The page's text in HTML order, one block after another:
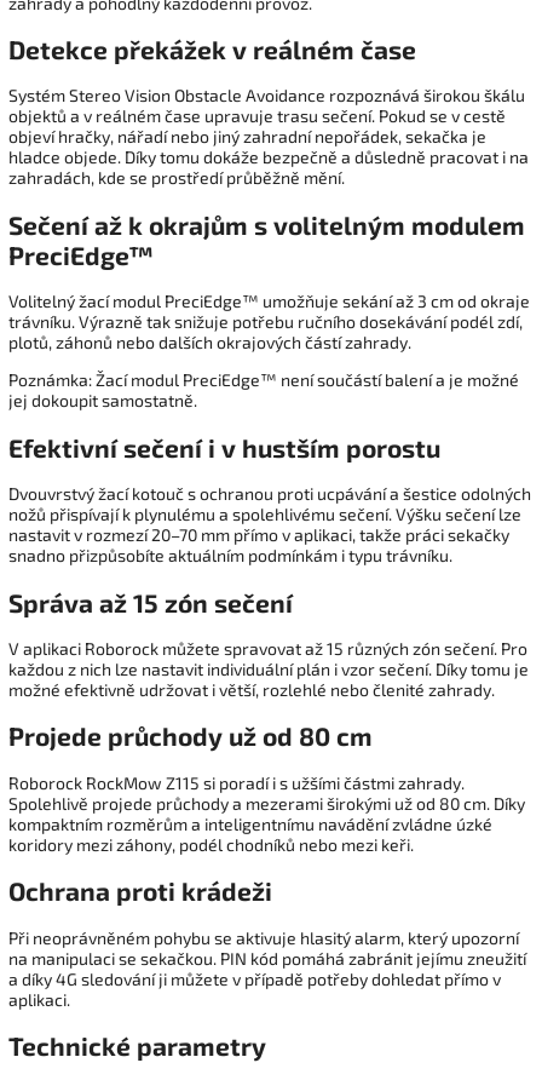
Detekce překážek v reálném čase
Systém Stereo Vision Obstacle Avoidance rozpoznává širokou škálu
objektů a v reálném čase upravuje trasu sečení. Pokud se v cestě
objeví hračky, nářadí nebo jiný zahradní nepořádek, sekačka je
hladce objede. Díky tomu dokáže bezpečně a důsledně pracovat i na
zahradách, kde se prostředí průběžně mění.
Sečení až k okrajům s volitelným modulem
PreciEdge™
Volitelný žací modul PreciEdge™ umožňuje sekání až 3 cm od okraje
trávníku. Výrazně tak snižuje potřebu ručního dosekávání podél zdí,
plotů, záhonů nebo dalších okrajových částí zahrady.
Poznámka: Žací modul PreciEdge™ není součástí balení a je možné
jej dokoupit samostatně.
Efektivní sečení i v hustším porostu
Dvouvrstvý žací kotouč s ochranou proti ucpávání a šestice odolných
nožů přispívají k plynulému a spolehlivému sečení. Výšku sečení lze
nastavit v rozmezí 20–70 mm přímo v aplikaci, takže práci sekačky
snadno přizpůsobíte aktuálním podmínkám i typu trávníku.
Správa až 15 zón sečení
V aplikaci Roborock můžete spravovat až 15 různých zón sečení. Pro
každou z nich lze nastavit individuální plán i vzor sečení. Díky tomu je
možné efektivně udržovat i větší, rozlehlé nebo členité zahrady.
Projede průchody už od 80 cm
Roborock RockMow Z115 si poradí i s užšími částmi zahrady.
Spolehlivě projede průchody a mezerami širokými už od 80 cm. Díky
kompaktním rozměrům a inteligentnímu navádění zvládne úzké
koridory mezi záhony, podél chodníků nebo mezi keři.
Ochrana proti krádeži
Při neoprávněném pohybu se aktivuje hlasitý alarm, který upozorní
na manipulaci se sekačkou. PIN kód pomáhá zabránit jejímu zneužití
a díky 4G sledování ji můžete v případě potřeby dohledat přímo v
aplikaci.
Technické parametry